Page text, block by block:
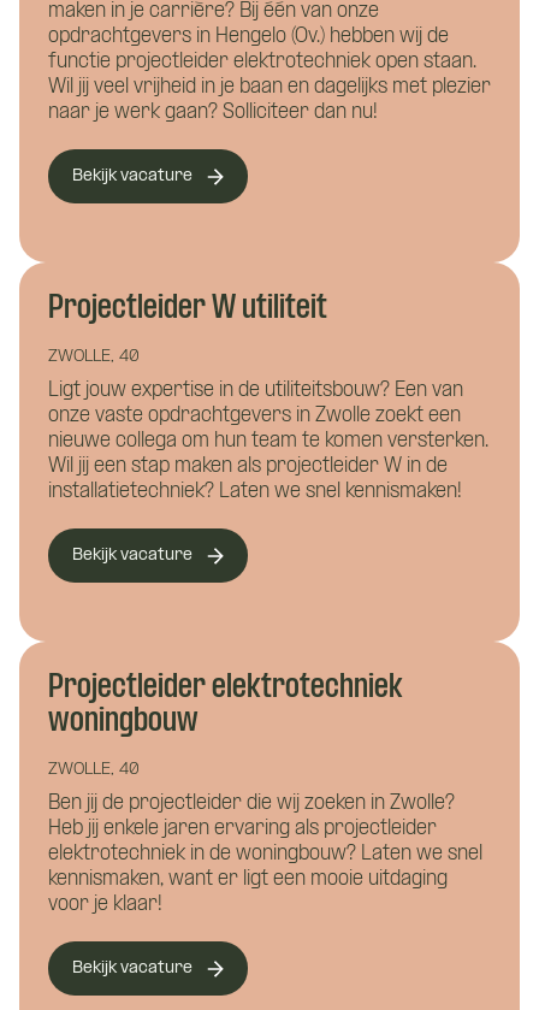
maken in je carrière? Bij één van onze
opdrachtgevers in Hengelo (Ov.) hebben wij de
functie projectleider elektrotechniek open staan.
Wil jij veel vrijheid in je baan en dagelijks met plezier
naar je werk gaan? Solliciteer dan nu!
Bekijk vacature
Projectleider W utiliteit
ZWOLLE, 40
Ligt jouw expertise in de utiliteitsbouw? Een van
onze vaste opdrachtgevers in Zwolle zoekt een
nieuwe collega om hun team te komen versterken.
Wil jij een stap maken als projectleider W in de
installatietechniek? Laten we snel kennismaken!
Bekijk vacature
Projectleider elektrotechniek
woningbouw
ZWOLLE, 40
Ben jij de projectleider die wij zoeken in Zwolle?
Heb jij enkele jaren ervaring als projectleider
elektrotechniek in de woningbouw? Laten we snel
kennismaken, want er ligt een mooie uitdaging
voor je klaar!
Bekijk vacature
Waar wil je meer over weten?
Wat is je naam?
Wil je alvast wat kwijt?
Hoe kunnen we je bereiken?*
Wat is je naam?
Namens welk bedrijf neem je contact op?
Wat is je telefoonnummer?